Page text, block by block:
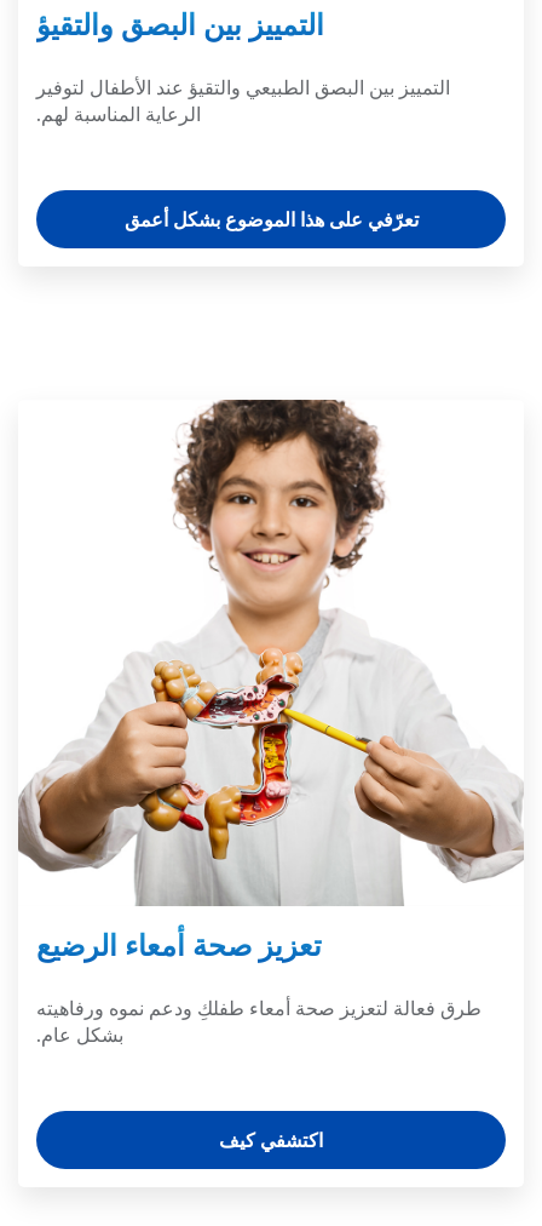
التمييز بين البصق والتقيؤ
التمييز بين البصق الطبيعي والتقيؤ عند الأطفال لتوفير
الرعاية المناسبة لهم.
تعرّفي على هذا الموضوع بشكل أعمق
تعزيز صحة أمعاء الرضيع
طرق فعالة لتعزيز صحة أمعاء طفلكِ ودعم نموه ورفاهيته
بشكل عام.
اكتشفي كيف